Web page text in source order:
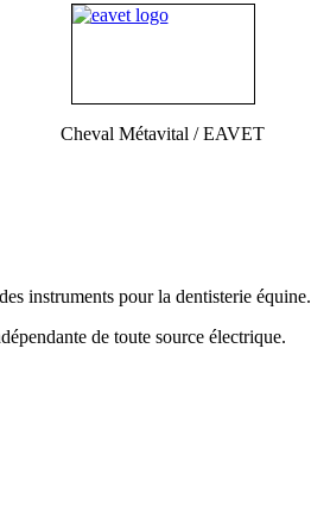
Cheval Métavital / EAVET
instruments pour la dentisterie équine.
de toute source électrique.